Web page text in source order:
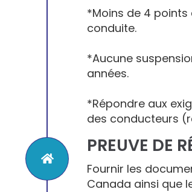
*Moins de 4
conduite.
*Aucune
années.
*Répondre aux
des conducteurs
PREUVE DE
Fournir les
Canada ainsi que